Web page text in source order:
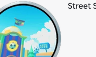
Street